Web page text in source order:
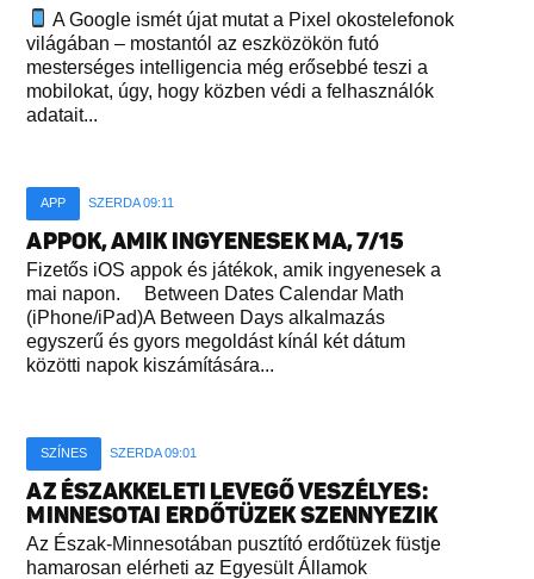
A Google ismét újat mutat a Pixel okostelefonok
világában – mostantól az eszközökön futó
mesterséges intelligencia még erősebbé teszi a
mobilokat, úgy, hogy közben védi a felhasználók
adatait...
APP SZERDA 09:11
APPOK, AMIK INGYENESEK MA, 7/15
Fizetős iOS appok és játékok, amik ingyenesek a
mai napon. Between Dates Calendar Math
(iPhone/iPad)A Between Days alkalmazás
egyszerű és gyors megoldást kínál két dátum
közötti napok kiszámítására...
SZÍNES SZERDA 09:01
AZ ÉSZAKKELETI LEVEGŐ VESZÉLYES:
MINNESOTAI ERDŐTÜZEK SZENNYEZIK
Az Észak-Minnesotában pusztító erdőtüzek füstje
hamarosan elérheti az Egyesült Államok